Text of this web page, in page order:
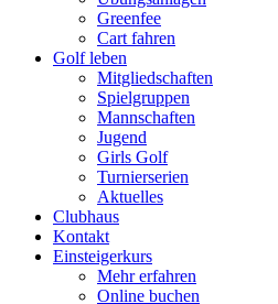
Greenfee
Cart fahren
Golf leben
Mitgliedschaften
Spielgruppen
Mannschaften
Jugend
Girls Golf
Turnierserien
Aktuelles
Clubhaus
Kontakt
Einsteigerkurs
Mehr erfahren
Online buchen